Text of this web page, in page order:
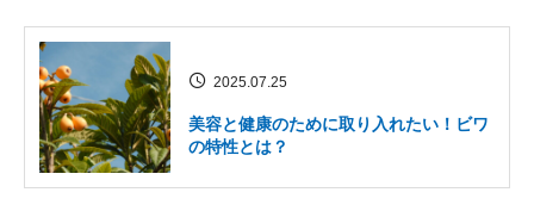
2025.07.25
美容と健康のために取り入れたい！ビワ
の特性とは？